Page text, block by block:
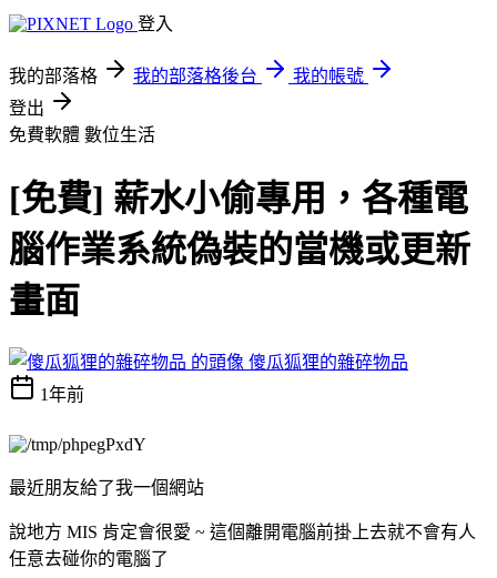
登入
我的部落格 我的部落格後台
我的帳號
登出
免費軟體 數位生活
[免費] 薪水小偷專用，各種電
腦作業系統偽裝的當機或更新
畫面
傻瓜狐狸的雜碎物品
1年前
最近朋友給了我一個網站
說地方 MIS 肯定會很愛 ~ 這個離開電腦前掛上去就不會有人
任意去碰你的電腦了